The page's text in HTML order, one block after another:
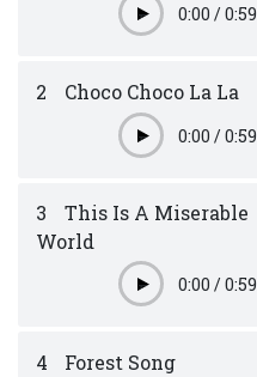
Play0:00 /0:59
2 Choco Choco La La
Play0:00 /0:59
3
This Is A Miserable
World
Play0:00 /0:59
4 Forest Song